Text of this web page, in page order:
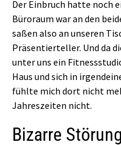
Der Einbruch hatte noch
Büroraum war an den
saßen also an unseren
Präsentierteller. Und da
unter uns ein
Haus und sich in
fühlte mich dort nicht
Jahreszeiten nicht.
Bizarre